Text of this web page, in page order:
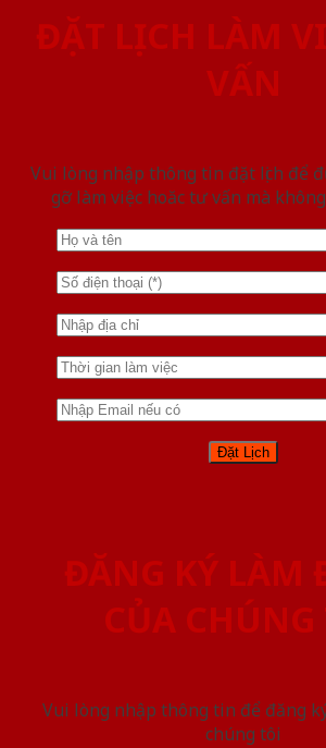
ĐẶT LỊCH LÀM
VẤN
Vui lòng nhập thông tin đặt lịch để
gỡ làm việc hoăc tư vấn mà
ĐĂNG KÝ LÀM
CỦA CHÚNG
Vui lòng nhập thông tin để đăng
chúng tôi